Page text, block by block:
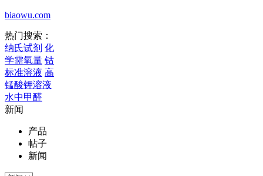
biaowu.com
热门搜索：
纳氏试剂 化
学需氧量 钴
标准溶液 高
锰酸钾溶液
水中甲醛
新闻
产品
帖子
新闻